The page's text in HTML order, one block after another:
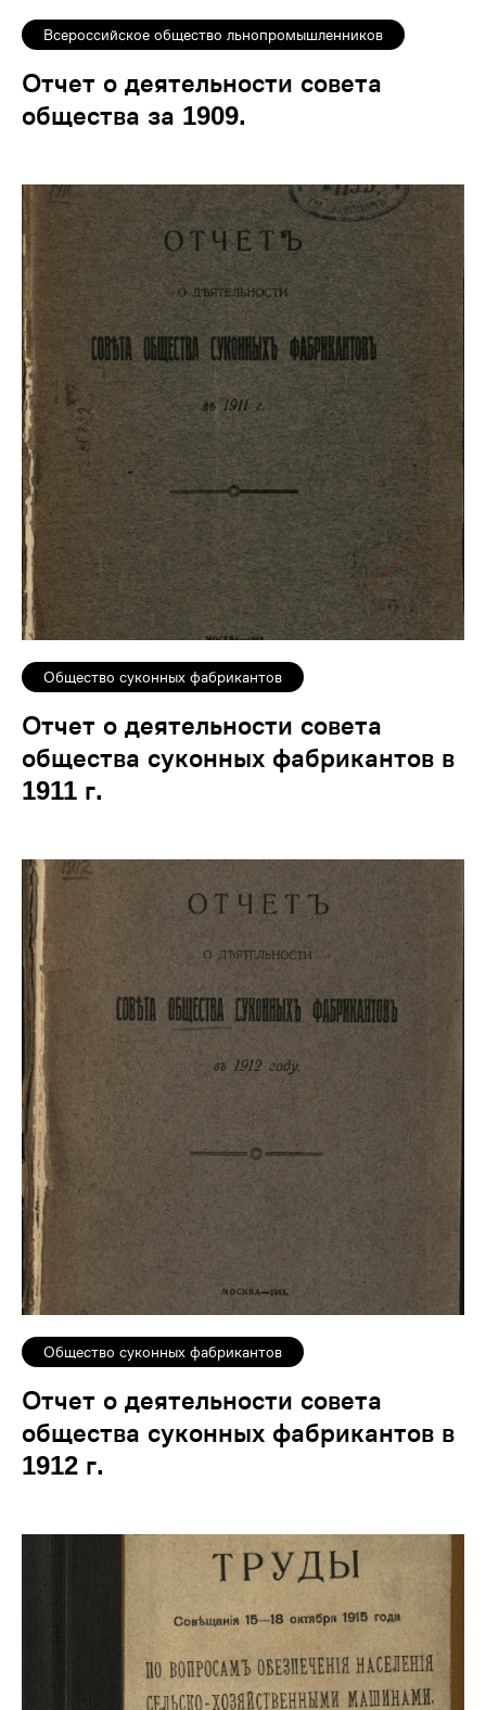
Всероссийское общество льнопромышленников
Отчет о деятельности совета
общества за 1909.
Общество суконных фабрикантов
Отчет о деятельности совета
общества суконных фабрикантов в
1911 г.
Общество суконных фабрикантов
Отчет о деятельности совета
общества суконных фабрикантов в
1912 г.